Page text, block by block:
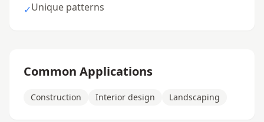
✓Unique patterns
Common Applications
Construction Interior design Landscaping